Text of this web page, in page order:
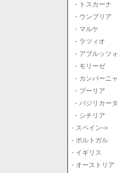
- トスカーナ
- ウンブリア
- マルケ
- ラツィオ
- アブルッツォ
- モリーゼ
- カンパーニャ
- プーリア
- バジリカータ
- シチリア
- スペイン->
- ポルトガル
- イギリス
- オーストリア